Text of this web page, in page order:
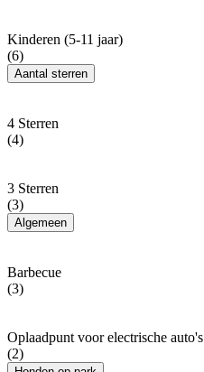
Kinderen (5-11 jaar)
(6)
Aantal sterren
4 Sterren
(4)
3 Sterren
(3)
Algemeen
Barbecue
(3)
Oplaadpunt voor electrische auto's
(2)